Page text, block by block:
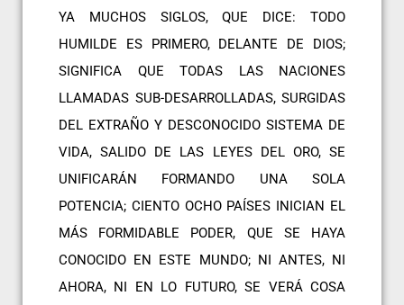
YA MUCHOS SIGLOS, QUE DICE: TODO
HUMILDE ES PRIMERO, DELANTE DE DIOS;
SIGNIFICA QUE TODAS LAS NACIONES
LLAMADAS SUB-DESARROLLADAS, SURGIDAS
DEL EXTRAÑO Y DESCONOCIDO SISTEMA DE
VIDA, SALIDO DE LAS LEYES DEL ORO, SE
UNIFICARÁN FORMANDO UNA SOLA
POTENCIA; CIENTO OCHO PAÍSES INICIAN EL
MÁS FORMIDABLE PODER, QUE SE HAYA
CONOCIDO EN ESTE MUNDO; NI ANTES, NI
AHORA, NI EN LO FUTURO, SE VERÁ COSA